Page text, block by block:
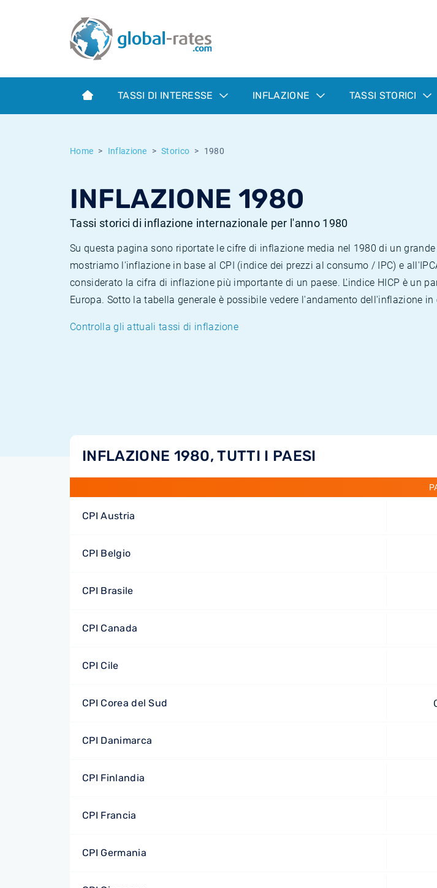
TASSI DI INTERESSE INFLAZIONE TASSI STORICI
Home Inflazione Storico 1980
INFLAZIONE 1980
Tassi storici di inflazione internazionale per l'anno 1980
Su questa pagina sono riportate le cifre di inflazione media nel 1980 di un
mostriamo l'inflazione in base al CPI (indice dei prezzi al consumo / IPC) e
considerato la cifra di inflazione più importante di un paese. L'indice HICP è un
Europa. Sotto la tabella generale è possibile vedere l'andamento dell'inflazione
Controlla gli attuali tassi di inflazione
INFLAZIONE 1980, TUTTI I PAESI
CPI Austria
CPI Belgio
CPI Brasile
CPI Canada
CPI Cile
CPI Corea del Sud
CPI Danimarca
CPI Finlandia
CPI Francia
CPI Germania
Term SOFR
Cos'è l'inflazione CPI?
Cos'è l'inflazione HICP?
Inflazione Svizzera
Tassi storici Euribor
Tassi storici di ESTER
Tassi di inflazione storici
Calcolatore dell’inflazione